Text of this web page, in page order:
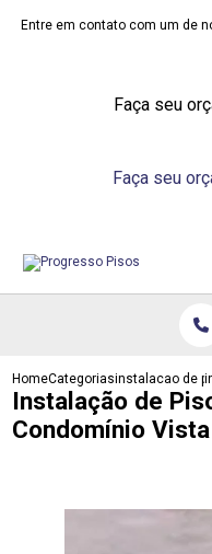
Entre em contato com um de
Faça seu
Faça seu
HomeCategoriasinstalacao de
Instalação de
Condomínio